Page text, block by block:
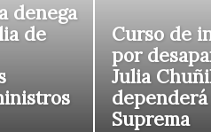
denega
de
Curso de
por
Julia
Suprema